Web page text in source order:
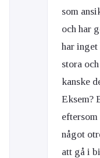
som
och har
har
stora
kanske
Eksem?
något
att gå i